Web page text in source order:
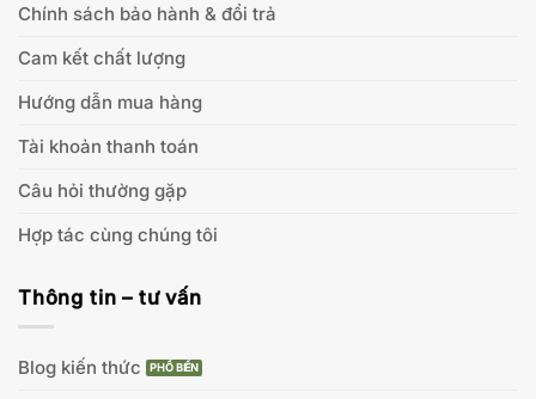
Chính sách bảo hành & đổi trả
Cam kết chất lượng
Hướng dẫn mua hàng
Tài khoản thanh toán
Câu hỏi thường gặp
Hợp tác cùng chúng tôi
Thông tin – tư vấn
Blog kiến thức